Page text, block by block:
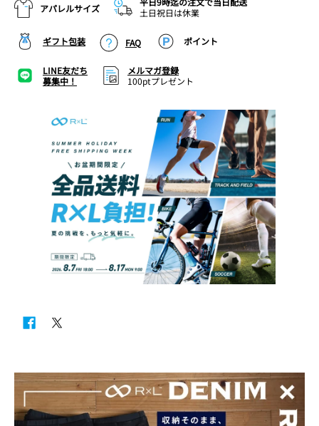
アパレルサイズ
土日祝日は休業
ギフト包装 FAQ ポイント
LINE友だち
募集中！
メルマガ登録
100ptプレゼント